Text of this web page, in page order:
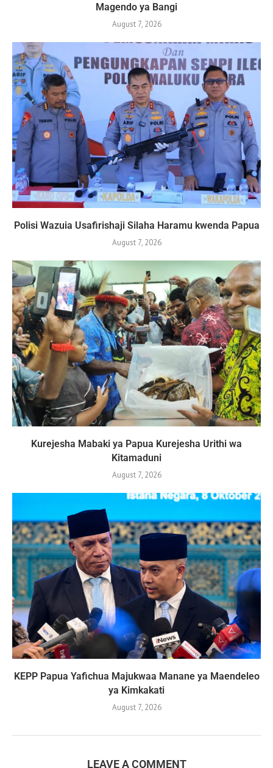
Magendo ya Bangi
August 7, 2026
Polisi Wazuia Usafirishaji Silaha Haramu kwenda Papua
August 7, 2026
Kurejesha Mabaki ya Papua Kurejesha Urithi wa
Kitamaduni
August 7, 2026
KEPP Papua Yafichua Majukwaa Manane ya Maendeleo
ya Kimkakati
August 7, 2026
LEAVE A COMMENT